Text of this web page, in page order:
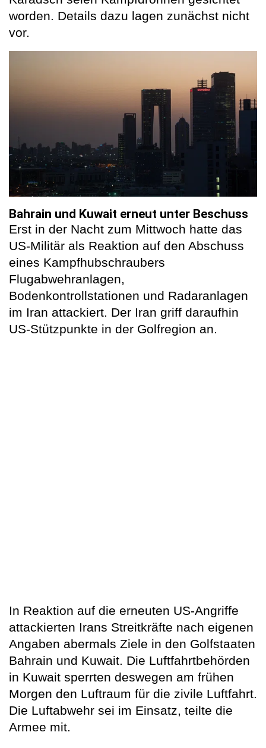
worden. Details dazu lagen zunächst nicht
vor.
Bahrain und Kuwait erneut unter Beschuss
Erst in der Nacht zum Mittwoch hatte das
US-Militär als Reaktion auf den Abschuss
eines Kampfhubschraubers
Flugabwehranlagen,
Bodenkontrollstationen und Radaranlagen
im Iran attackiert. Der Iran griff daraufhin
US-Stützpunkte in der Golfregion an.
In Reaktion auf die erneuten US-Angriffe
attackierten Irans Streitkräfte nach eigenen
Angaben abermals Ziele in den Golfstaaten
Bahrain und Kuwait. Die Luftfahrtbehörden
in Kuwait sperrten deswegen am frühen
Morgen den Luftraum für die zivile Luftfahrt.
Die Luftabwehr sei im Einsatz, teilte die
Armee mit.